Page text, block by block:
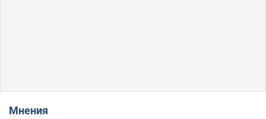
Мнения